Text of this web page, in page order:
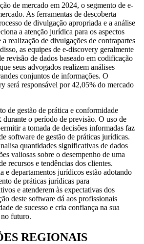
de mercado em 2024, o segmento de e-
As ferramentas de descoberta
de divulgação apropriada e a análise
a atenção jurídica para os aspectos
a realização de divulgações de contrapartes
as equipes de e-discovery geralmente
revisão de dados baseado em codificação
seus advogados realizem análises
conjuntos de informações. O
será responsável por 42,05% do mercado
de gestão de prática e conformidade
o período de previsão. O uso de
a tomada de decisões informadas faz
software de gestão de práticas jurídicas.
quantidades significativas de dados
valiosas sobre o desempenho de uma
recursos e tendências dos clientes.
e departamentos jurídicos estão adotando
de práticas jurídicas para
e atenderem às expectativas dos
deste software dá aos profissionais
de sucesso e cria confiança na sua
no futuro.
REGIONAIS